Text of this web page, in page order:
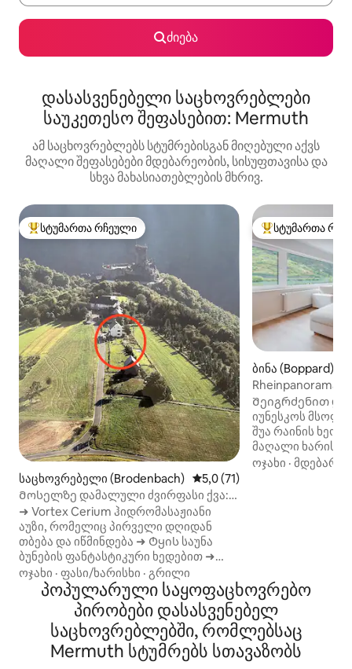
ძიება
დასასვენებელი საცხოვრებლები
საუკეთესო შეფასებით: Mermuth
ამ საცხოვრებლებს სტუმრებისგან მიღებული აქვს
მაღალი შეფასებები მდებარეობის, სისუფთავისა და
სხვა მახასიათებლების მხრივ.
სტუმართა რჩეული მოწინავე ვარიანტი
სტუმართა რჩეული
საცხოვრებელი (Brodenbach) საშუალო შეფასებაა 5‑დან
5,0 (71)
Მოსელზე დამალული ძვირფასი ქვა:
Ferienwohnung Stabenhof
➜ Vortex Cerium ჰიდრომასაჟიანი
აუზი, რომელიც პირველი დღიდან
თბება და იწმინდება ➜ Ტყის საუნა
ბუნების ფანტასტიკური ხედებით ➜
Ვებერის გაზის დიდი გრილი და ბაღის
შეზლონგები ➜ Მოსელთან და
რაინთან დაკავშირება რამდენიმე
წუთშია შესაძლებელი ➜ Ელცის
ციხესიმაგრე, ტიურანტის ციხესიმაგრე
და ეჰრენბურგი ახლომახლო ➜
Ბუნების შესანიშნავი პანორამული
ოჯახი · ფასი/ხარისხი · გრილი
სტუმართა
სტუმართა
ბინა (Boppard)
Rheinpanorama
Შეიგრძენით
იუნესკოს
შუა რაინის
მაღალი
ბოპარდ-ბად
მაღალი
პირობები - ღია
სასადილო
საწყისი
2 საძინებელი
+ გასაშლელი
ოჯახი ·
პოპულარული საყოფაცხოვრებო
პირობები დასასვენებელ
საცხოვრებლებში, რომლებსაც
Mermuth სტუმრებს სთავაზობს